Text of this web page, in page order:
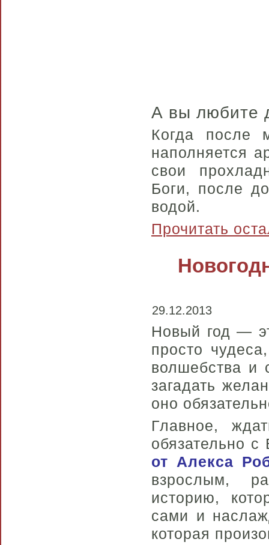
А вы любите
Когда после
наполняется
свои
Боги, после
водой.
Прочитать
29.12.2013
Новый год —
просто
волшебства и
загадать
оно
Главное,
обязательно
от Алекса
взрослым,
историю,
сами и
которая